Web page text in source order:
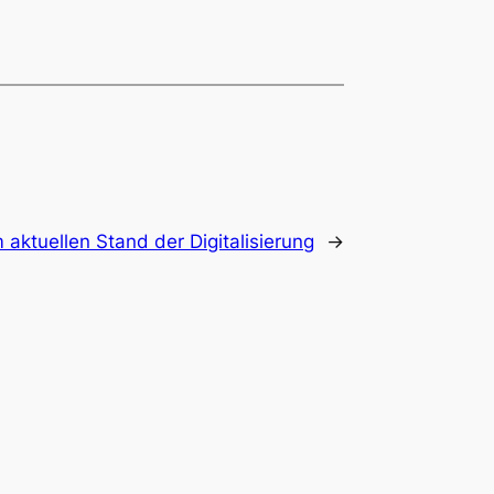
aktuellen Stand der Digitalisierung →